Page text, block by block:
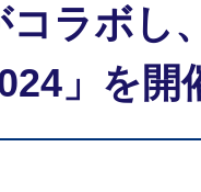
コラボし
」を開